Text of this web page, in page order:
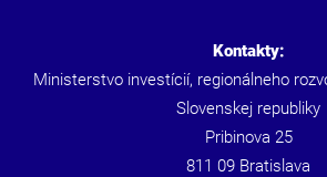
Kontakty:
Ministerstvo investícií, regionálneho
Slovenskej republiky
Pribinova 25
811 09 Bratislava